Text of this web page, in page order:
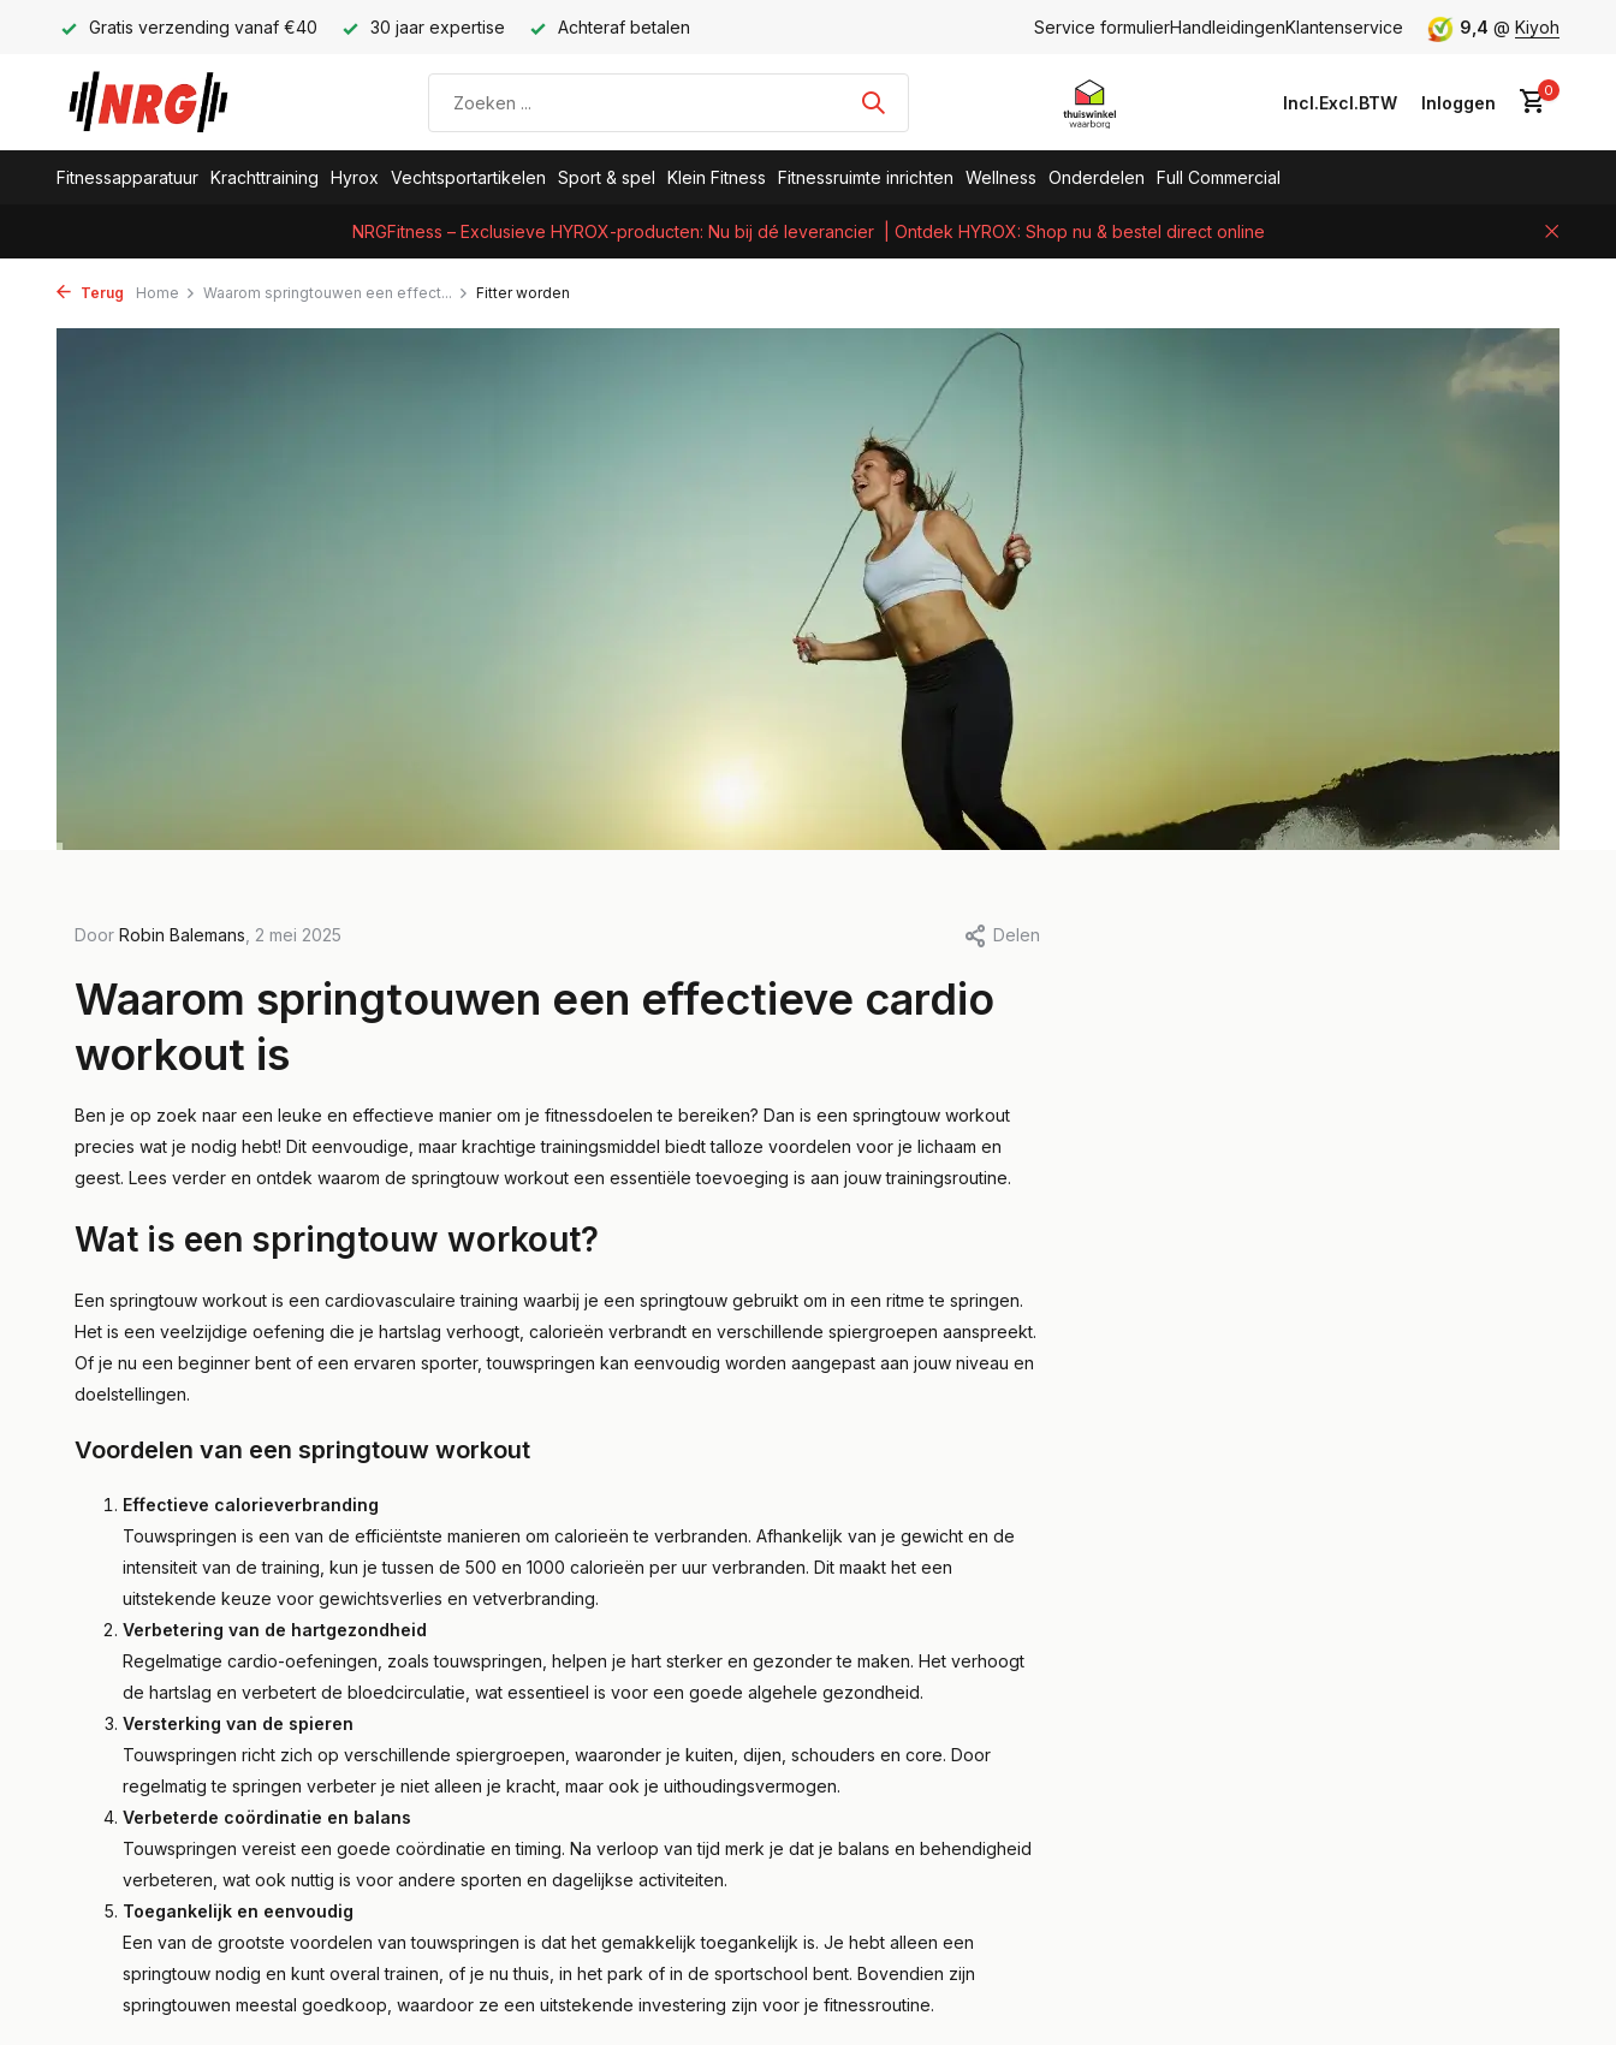
Gratis verzending vanaf €40 30 jaar expertise Achteraf betalen Service formulierHandleidingenKlantenservice 9,4 @ Kiyoh
Incl.Excl.BTW Inloggen
0
Fitnessapparatuur Krachttraining Hyrox Vechtsportartikelen Sport & spel Klein Fitness Fitnessruimte inrichten Wellness Onderdelen Full Commercial
NRGFitness – Exclusieve HYROX-producten: Nu bij dé leverancier | Ontdek HYROX: Shop nu & bestel direct online
Terug Home Waarom springtouwen een effect... Fitter worden
Door Robin Balemans , 2 mei 2025 Delen
Waarom springtouwen een effectieve cardio
workout is
Ben je op zoek naar een leuke en effectieve manier om je fitnessdoelen te bereiken? Dan is een springtouw workout
precies wat je nodig hebt! Dit eenvoudige, maar krachtige trainingsmiddel biedt talloze voordelen voor je lichaam en
geest. Lees verder en ontdek waarom de springtouw workout een essentiële toevoeging is aan jouw trainingsroutine.
Wat is een springtouw workout?
Een springtouw workout is een cardiovasculaire training waarbij je een springtouw gebruikt om in een ritme te springen.
Het is een veelzijdige oefening die je hartslag verhoogt, calorieën verbrandt en verschillende spiergroepen aanspreekt.
Of je nu een beginner bent of een ervaren sporter, touwspringen kan eenvoudig worden aangepast aan jouw niveau en
doelstellingen.
Voordelen van een springtouw workout
Effectieve calorieverbranding
Touwspringen is een van de efficiëntste manieren om calorieën te verbranden. Afhankelijk van je gewicht en de
intensiteit van de training, kun je tussen de 500 en 1000 calorieën per uur verbranden. Dit maakt het een
uitstekende keuze voor gewichtsverlies en vetverbranding.
Verbetering van de hartgezondheid
Regelmatige cardio-oefeningen, zoals touwspringen, helpen je hart sterker en gezonder te maken. Het verhoogt
de hartslag en verbetert de bloedcirculatie, wat essentieel is voor een goede algehele gezondheid.
Versterking van de spieren
Touwspringen richt zich op verschillende spiergroepen, waaronder je kuiten, dijen, schouders en core. Door
regelmatig te springen verbeter je niet alleen je kracht, maar ook je uithoudingsvermogen.
Verbeterde coördinatie en balans
Touwspringen vereist een goede coördinatie en timing. Na verloop van tijd merk je dat je balans en behendigheid
verbeteren, wat ook nuttig is voor andere sporten en dagelijkse activiteiten.
Toegankelijk en eenvoudig
Een van de grootste voordelen van touwspringen is dat het gemakkelijk toegankelijk is. Je hebt alleen een
springtouw nodig en kunt overal trainen, of je nu thuis, in het park of in de sportschool bent. Bovendien zijn
springtouwen meestal goedkoop, waardoor ze een uitstekende investering zijn voor je fitnessroutine.